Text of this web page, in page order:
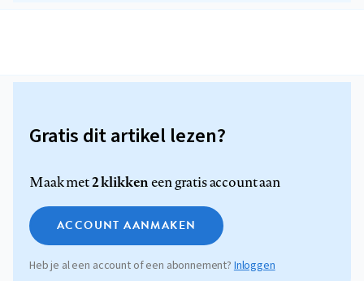
Gratis dit artikel lezen?
Maak met2 klikkeneen gratis account aan
ACCOUNT AANMAKEN
Heb je al een account of een abonnement? Inloggen